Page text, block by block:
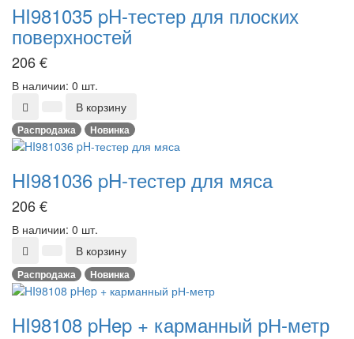
HI981035 pH-тестер для плоских
поверхностей
206€
В наличии: 0 шт.
В корзину
Распродажа Новинка
HI981036 pH-тестер для мяса
206€
В наличии: 0 шт.
В корзину
Распродажа Новинка
HI98108 pHep + карманный рН-метр